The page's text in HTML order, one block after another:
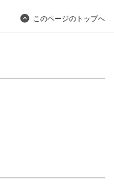
このページのトップへ